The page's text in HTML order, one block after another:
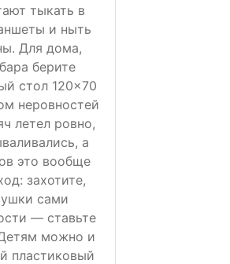
тыкать в
и ныть
Для дома,
берите
стол 120×70
неровностей
летел ровно,
а
это вообще
захотите,
сами
— ставьте
можно и
пластиковый